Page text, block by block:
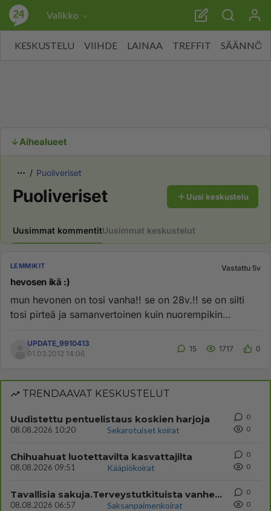
Valikko
KESKUSTELU VIIHDE LAINAA TREFFIT SÄÄNNÖT
Aihealueet
Puoliveriset
Puoliveriset Uusi keskustelu
Uusimmat kommentitUusimmat keskustelut
LEMMIKIT Vastattu 5v
hevosen ikä :)
mun hevonen on tosi vanha!! se on 28v.!! se on silti
tosi pirteä ja samanvertoinen kuin nuorempikin
UPDATE_9910413
01.03.2012 14:06
15 1717 0
TRENDAAVAT KESKUSTELUT
Uudistettu pentuelistaus koskien harjoja
08.08.2026 10:20 Sekarotuiset koirat
0
0
Chihuahuat luotettavilta kasvattajilta
08.08.2026 09:51 Kääpiökoirat
0
0
Tavallisia sakuja.Terveystutkituista vanhemmista
08.08.2026 06:57 Saksanpaimenkoirat
0
0